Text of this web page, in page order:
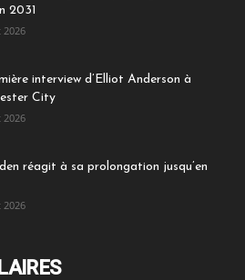
2031
2026
interview d’Elliot Anderson à
City
2026
réagit à sa prolongation jusqu’en
2026